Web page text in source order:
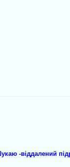
-віддалений